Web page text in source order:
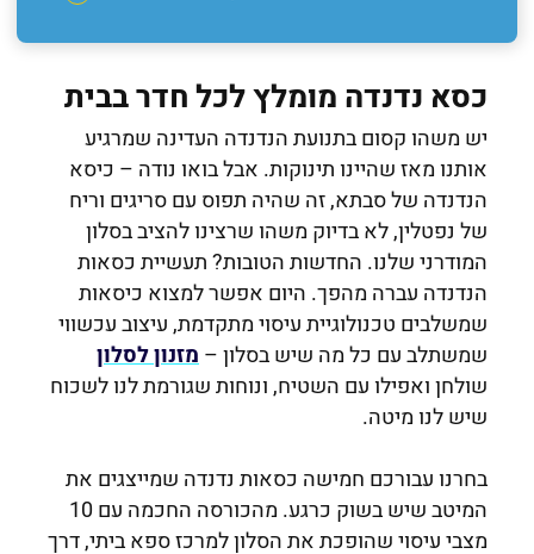
כסא נדנדה מומלץ לכל חדר בבית
יש משהו קסום בתנועת הנדנדה העדינה שמרגיע
אותנו מאז שהיינו תינוקות. אבל בואו נודה – כיסא
הנדנדה של סבתא, זה שהיה תפוס עם סריגים וריח
של נפטלין, לא בדיוק משהו שרצינו להציב בסלון
המודרני שלנו. החדשות הטובות? תעשיית כסאות
הנדנדה עברה מהפך. היום אפשר למצוא כיסאות
שמשלבים טכנולוגיית עיסוי מתקדמת, עיצוב עכשווי
שמשתלב עם כל מה שיש בסלון –מזנון לסלון
שולחן ואפילו עם השטיח, ונוחות שגורמת לנו לשכוח
שיש לנו מיטה.
בחרנו עבורכם חמישה כסאות נדנדה שמייצגים את
המיטב שיש בשוק כרגע. מהכורסה החכמה עם 10
מצבי עיסוי שהופכת את הסלון למרכז ספא ביתי, דרך